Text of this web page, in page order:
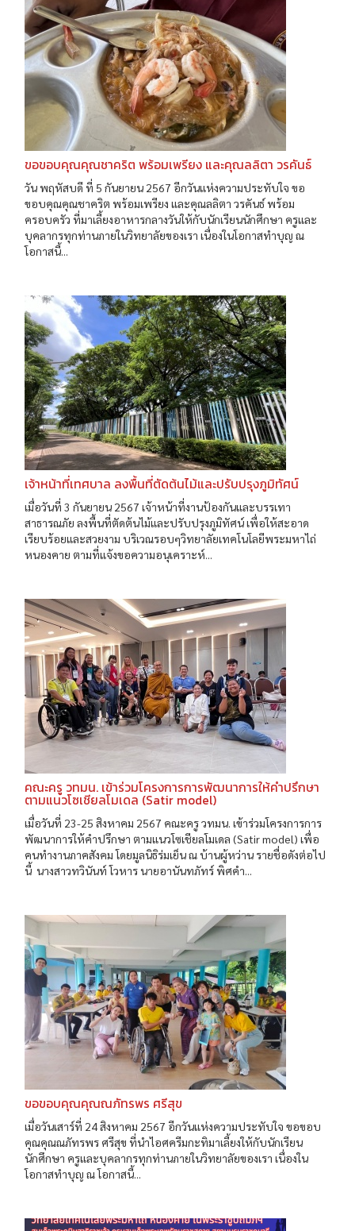
ขอขอบคุณคุณชาคริต พร้อมเพรียง และคุณลลิตา วรคันธ์
วัน พฤหัสบดี ที่ 5 กันยายน 2567 อีกวันแห่งความประทับใจ ขอ
ขอบคุณคุณชาคริต พร้อมเพรียง และคุณลลิตา วรคันธ์ พร้อม
ครอบครัว ที่มาเลี้ยงอาหารกลางวันให้กับนักเรียนนักศึกษา ครูและ
บุคลากรทุกท่านภายในวิทยาลัยของเรา เนื่องในโอกาสทำบุญ ณ
โอกาสนี้...
เจ้าหน้าที่เทศบาล ลงพื้นที่ตัดต้นไม้และปรับปรุงภูมิทัศน์
เมื่อวันที่ 3 กันยายน 2567 เจ้าหน้าที่งานป้องกันและบรรเทา
สาธารณภัย ลงพื้นที่ตัดต้นไม้และปรับปรุงภูมิทัศน์ เพื่อให้สะอาด
เรียบร้อยและสวยงาม บริเวณรอบๆวิทยาลัยเทคโนโลยีพระมหาไถ่
หนองคาย ตามที่แจ้งขอความอนุเคราะห์...
คณะครู วทมน. เข้าร่วมโครงการการพัฒนาการให้คำปรึกษา
ตามแนวโซเชียลโมเดล (Satir model)
เมื่อวันที่ 23-25 สิงหาคม 2567 คณะครู วทมน. เข้าร่วมโครงการการ
พัฒนาการให้คำปรึกษา ตามแนวโซเชียลโมเดล (Satir model) เพื่อ
คนทำงานภาคสังคม โดยมูลนิธิร่มเย็น ณ บ้านผู้หว่าน รายชื่อดังต่อไป
นี้ นางสาวทวินันท์ โวหาร นายอานันทภัทร์ พิศคำ...
ขอขอบคุณคุณณภัทรพร ศรีสุข
เมื่อวันเสาร์ที่ 24 สิงหาคม 2567 อีกวันแห่งความประทับใจ ขอขอบ
คุณคุณณภัทรพร ศรีสุข ที่นำไอศครีมกะทิมาเลี้ยงให้กับนักเรียน
นักศึกษา ครูและบุคลากรทุกท่านภายในวิทยาลัยของเรา เนื่องใน
โอกาสทำบุญ ณ โอกาสนี้...